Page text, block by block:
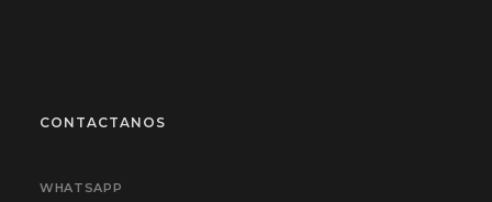
CONTACTANOS
WHATSAPP